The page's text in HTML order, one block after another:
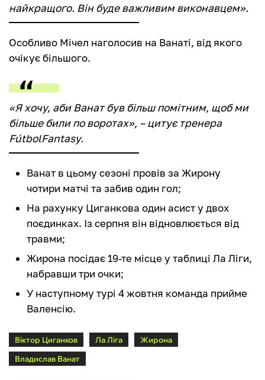
найкращого. Він буде важливим виконавцем».
Особливо Мічел наголосив на Ванаті, від якого
очікує більшого.
«Я хочу, аби Ванат був більш помітним, щоб ми
більше били по воротах», – цитує тренера
FútbolFantasy.
Ванат в цьому сезоні провів за Жирону
чотири матчі та забив один гол;
На рахунку Циганкова один асист у двох
поєдинках. Із серпня він відновлюється від
травми;
Жирона посідає 19-те місце у таблиці Ла Ліги,
набравши три очки;
У наступному турі 4 жовтня команда прийме
Валенсію.
Віктор Циганков Ла Ліга
Жирона
Владислав Ванат